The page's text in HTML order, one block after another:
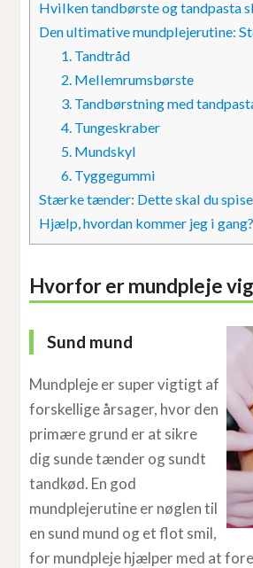
Hvilken tandbørste og tandpasta
Den ultimative mundplejerutine:
1. Tandtråd
2. Mellemrumsbørste
3. Tandbørstning med
4. Tungeskraber
5. Mundskyl
6. Tyggegummi
Stærke tænder: Dette skal du spise
Hjælp, hvordan kommer jeg i gang?
Hvorfor er mundpleje
Sund mund
Mundpleje er super vigtigt af
forskellige årsager, hvor den
primære grund er at sikre
dig sunde tænder og sundt
tandkød. En god
mundplejerutine er nøglen til
en sund mund og et flot smil,
for mundpleje hjælper med at